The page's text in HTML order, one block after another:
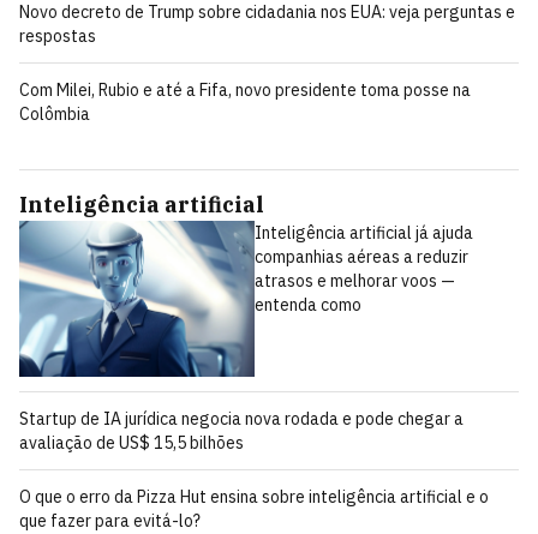
Novo decreto de Trump sobre cidadania nos EUA: veja perguntas e
respostas
Com Milei, Rubio e até a Fifa, novo presidente toma posse na
Colômbia
Inteligência artificial
Inteligência artificial já ajuda
companhias aéreas a reduzir
atrasos e melhorar voos —
entenda como
Startup de IA jurídica negocia nova rodada e pode chegar a
avaliação de US$ 15,5 bilhões
O que o erro da Pizza Hut ensina sobre inteligência artificial e o
que fazer para evitá-lo?